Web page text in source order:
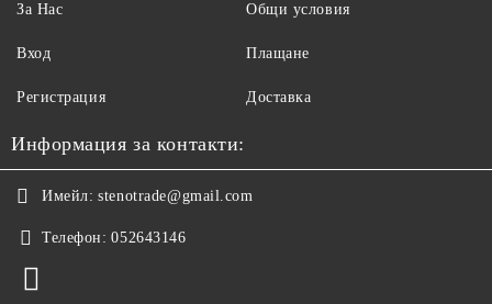
За Нас
Вход
Регистрация
Общи условия
Плащане
Доставка
Информация за контакти:
Имейл: stenotrade@gmail.com
Телефон: 052643146